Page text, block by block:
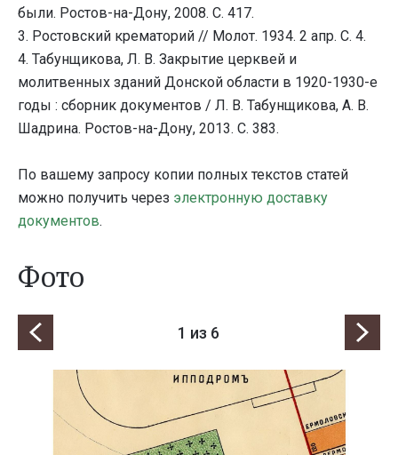
были. Ростов-на-Дону, 2008. С. 417.
3. Ростовский крематорий // Молот. 1934. 2 апр. С. 4.
4. Табунщикова, Л. В. Закрытие церквей и
молитвенных зданий Донской области в 1920-1930-е
годы : сборник документов / Л. В. Табунщикова, А. В.
Шадрина. Ростов-на-Дону, 2013. С. 383.
По вашему запросу копии полных текстов статей
можно получить через электронную доставку
документов.
Фото
1 из 6